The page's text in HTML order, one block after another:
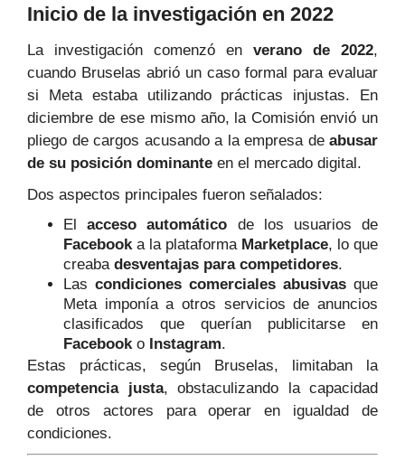
Inicio de la investigación en 2022
La investigación comenzó en verano de 2022,
cuando Bruselas abrió un caso formal para evaluar
si Meta estaba utilizando prácticas injustas. En
diciembre de ese mismo año, la Comisión envió un
pliego de cargos acusando a la empresa de abusar
de su posición dominante en el mercado digital.
Dos aspectos principales fueron señalados:
Elacceso automático de los usuarios de
Facebooka la plataforma Marketplace, lo que
creaba desventajas para competidores.
Las condiciones comerciales abusivas que
Meta imponía a otros servicios de anuncios
clasificados que querían publicitarse en
Facebooko Instagram.
Estas prácticas, según Bruselas, limitaban la
competencia justa, obstaculizando la capacidad
de otros actores para operar en igualdad de
condiciones.